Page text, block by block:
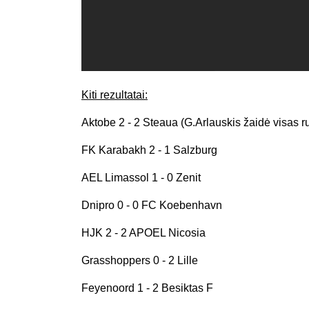
Kiti rezultatai:
Aktobe 2 - 2 Steaua (G.Arlauskis žaidė visas
FK Karabakh 2 - 1 Salzburg
AEL Limassol 1 - 0 Zenit
Dnipro 0 - 0 FC Koebenhavn
HJK 2 - 2 APOEL Nicosia
Grasshoppers 0 - 2 Lille
Feyenoord 1 - 2 Besiktas F